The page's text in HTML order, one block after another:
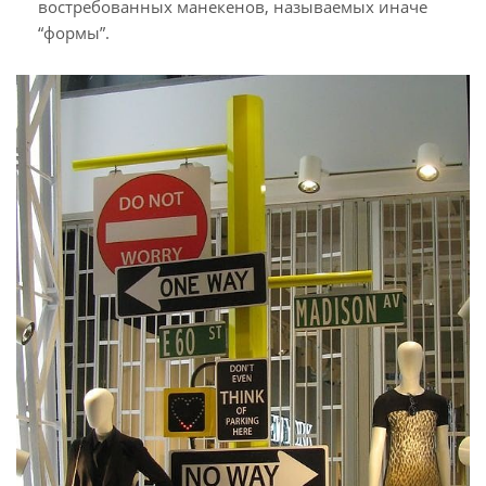
востребованных манекенов, называемых иначе
“формы”.